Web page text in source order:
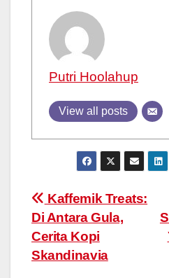
Putri Hoolahup
View all posts
Post
navigation
Kaffemik Treats:
Di Antara Gula,
Cerita Kopi
Skandinavia